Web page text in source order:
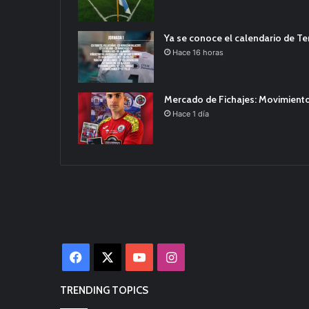
Ya se conoce el calendario de
Hace 16 horas
Mercado de Fichajes:
Hace 1 día
Facebook YouTubeInstagram
TRENDING TOPICS